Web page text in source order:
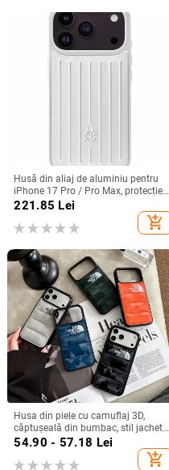
Husă din aliaj de aluminiu pentru
iPhone 17 Pro / Pro Max, protecție
anti-cădere, închidere magnetică,
turnare prin injecție, posibilitate de
personalizare
221.85 Lei
add_shopping_cart
Husa din piele cu camuflaj 3D,
căptușeală din bumbac, stil jachetă
de iarnă, compatibilă cu iPhone
54.90 - 57.18 Lei
add_shopping_cart